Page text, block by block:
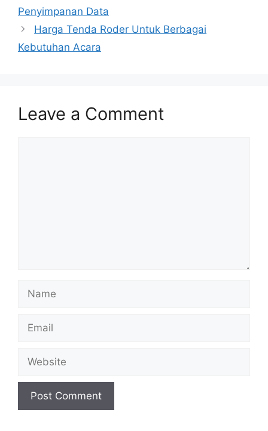
Penyimpanan Data
Harga Tenda Roder Untuk Berbagai
Kebutuhan Acara
Leave a Comment